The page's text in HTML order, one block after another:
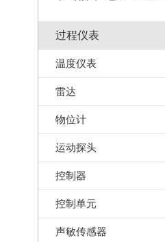
过程仪表
温度仪表
雷达
物位计
运动探头
控制器
控制单元
声敏传感器